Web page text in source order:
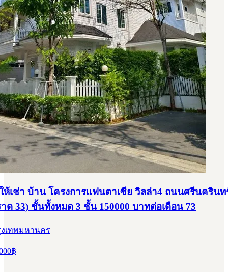
ห้เช่า บ้าน โครงการแฟนตาเซีย วิลล่า4 ถนนศรีนคริน
ด 33) ชั้นทั้งหมด 3 ชั้น 150000 บาทต่อเดือน 73
เทพมหานคร
฿